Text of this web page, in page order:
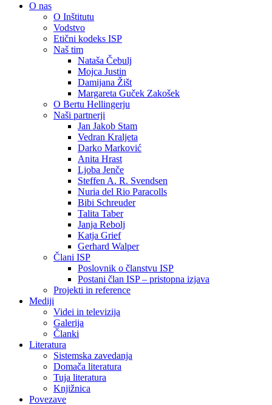
O nas
O Inštitutu
Vodstvo
Etični kodeks ISP
Naš tim
Nataša Čebulj
Mojca Justin
Damijana Žišt
Margareta Guček Zakošek
O Bertu Hellingerju
Naši partnerji
Jan Jakob Stam
Vedran Kraljeta
Darko Marković
Anita Hrast
Ljoba Jenče
Steffen A. R. Svendsen
Nuria del Rio Paracolls
Bibi Schreuder
Talita Taber
Janja Rebolj
Katja Grief
Gerhard Walper
Člani ISP
Poslovnik o članstvu ISP
Postani član ISP – pristopna izjava
Projekti in reference
Mediji
Videi in televizija
Galerija
Članki
Literatura
Sistemska zavedanja
Domača literatura
Tuja literatura
Knjižnica
Povezave